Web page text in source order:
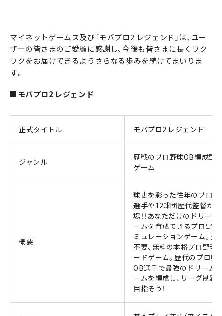
マイネットゲームス及び「モバプロ2 レジェンド」は、ユー
ザーの皆さまのご愛顧に感謝し、今後も皆さまに長くワク
ワクをお届けできるようさらなる歩みを続けてまいりま
す。
■モバプロ2 レジェンド
正式タイトル モバプロ2 レジェンド
ジャンル
歴戦のプロ野球OB編成野
ゲーム
概要
球史を彩った往年のプロ野
選手や12球団歴代監督が登
場！！あなただけのドリーム
ームを育成できるプロ野球
ミュレーションゲーム。登
不要、無料の本格プロ野球
ードゲーム。歴代のプロ野
OB選手で最強のドリーム
ームを編成し、リーグ制覇
目指そう！